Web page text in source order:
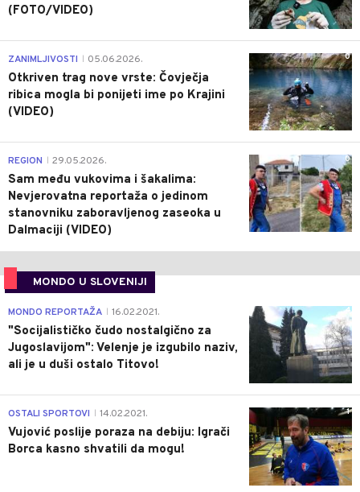
(FOTO/VIDEO)
0
ZANIMLJIVOSTI 05.06.2026.
Otkriven trag nove vrste: Čovječja
ribica mogla bi ponijeti ime po Krajini
(VIDEO)
0
REGION 29.05.2026.
Sam među vukovima i šakalima:
Nevjerovatna reportaža o jedinom
stanovniku zaboravljenog zaseoka u
Dalmaciji (VIDEO)
MONDO U SLOVENIJI
4
MONDO REPORTAŽA 16.02.2021.
"Socijalističko čudo nostalgično za
Jugoslavijom": Velenje je izgubilo naziv,
ali je u duši ostalo Titovo!
1
OSTALI SPORTOVI 14.02.2021.
Vujović poslije poraza na debiju: Igrači
Borca kasno shvatili da mogu!